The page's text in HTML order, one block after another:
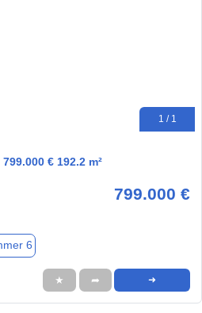
1 / 1
€ 192.2 m²
799.000 €
6
★ ➦ ➜